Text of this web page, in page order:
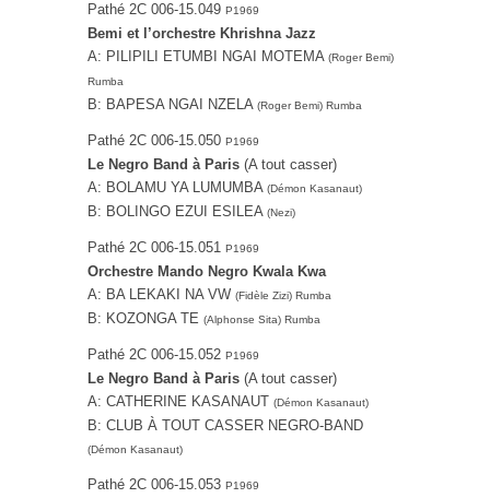
Pathé 2C 006-15.049 P1969
Bemi et l’orchestre Khrishna Jazz
A: PILIPILI ETUMBI NGAI MOTEMA (Roger Bemi)
Rumba
B: BAPESA NGAI NZELA (Roger Bemi) Rumba
Pathé 2C 006-15.050 P1969
Le Negro Band à Paris (A tout casser)
A: BOLAMU YA LUMUMBA (Démon Kasanaut)
B: BOLINGO EZUI ESILEA (Nezi)
Pathé 2C 006-15.051 P1969
Orchestre Mando Negro Kwala Kwa
A: BA LEKAKI NA VW (Fidèle Zizi) Rumba
B: KOZONGA TE (Alphonse Sita) Rumba
Pathé 2C 006-15.052 P1969
Le Negro Band à Paris (A tout casser)
A: CATHERINE KASANAUT (Démon Kasanaut)
B: CLUB À TOUT CASSER NEGRO-BAND
(Démon Kasanaut)
Pathé 2C 006-15.053 P1969